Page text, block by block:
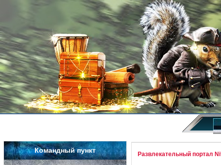
Командный пункт Развлекательный портал